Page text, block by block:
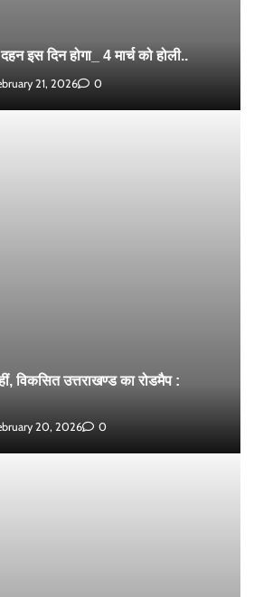
इस दिन होगा_ 4 मार्च को होली..
21, 2026 0
विकसित उत्तराखण्ड का रोडमैप :
20, 2026 0